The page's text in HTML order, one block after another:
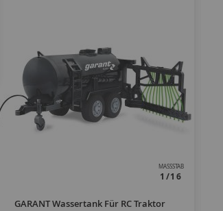
MASSSTAB
1/16
GARANT Wassertank Für RC Traktor